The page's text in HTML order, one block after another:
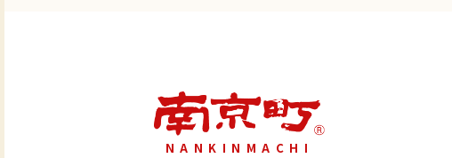
NANKINMACHI